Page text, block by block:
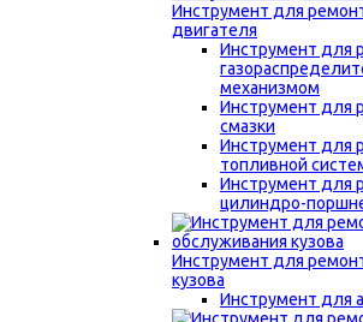
Инструмент для
двигателя
Инструмент для
механизмом
Инструмент для
смазки
Инструмент для
топливной
Инструмент для
цилиндро-
Инструмент для
кузова
Инструмент для